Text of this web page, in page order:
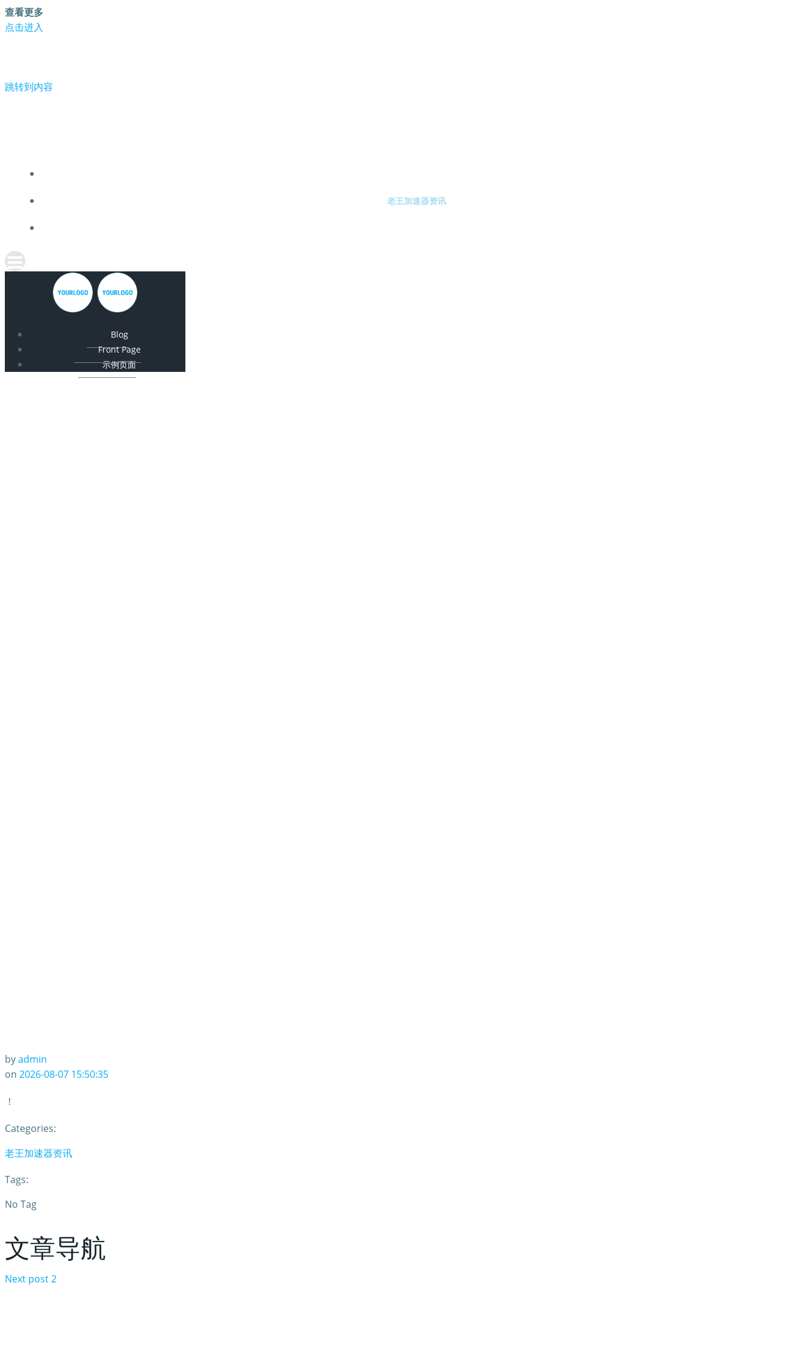
查看更多
点击进入
跳转到内容
老王加速器资讯
Blog
Front Page
示例页面
byadmin
on 2026-08-07 15:50:35
！
Categories:
老王加速器资讯
Tags:
No Tag
文章导航
Next post2